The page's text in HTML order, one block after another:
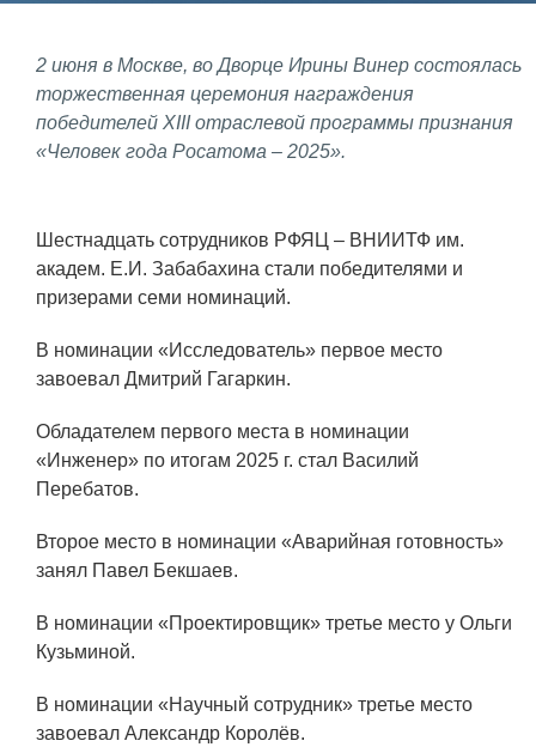
Фундаментальные и прикладные
исследования
Газодинамические исследования
Забабахинские научные чтения
Семинар «Радиационная физика
Аспирантура
Премии молодым ученым
Интеллектуальная собственность
ЯТЦ»
Зимняя школа по физике высоких
плотностей энергий
Молодежная научно-техническая
конференция «Исследования.
2 июня в Москве, во Дворце Ирины Винер состоялась
торжественная церемония награждения
победителей XIII отраслевой программы признания
«Человек года Росатома – 2025».
Шестнадцать сотрудников РФЯЦ – ВНИИТФ им.
академ. Е.И. Забабахина стали победителями и
призерами семи номинаций.
В номинации «Исследователь» первое место
завоевал Дмитрий Гагаркин.
Обладателем первого места в номинации
«Инженер» по итогам 2025 г. стал Василий
Перебатов.
Второе место в номинации «Аварийная готовность»
занял Павел Бекшаев.
В номинации «Проектировщик» третье место у Ольги
Кузьминой.
В номинации «Научный сотрудник» третье место
завоевал Александр Королёв.